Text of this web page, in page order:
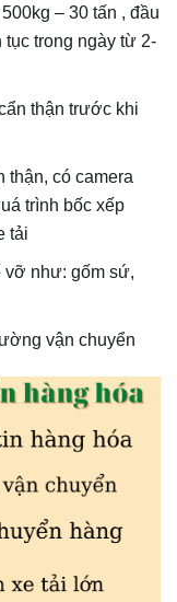
– 30 tấn , đầu
tục trong ngày từ 2-
thận trước khi
thận, có camera
trình bốc xếp
tải
vỡ như: gốm sứ,
vận chuyển